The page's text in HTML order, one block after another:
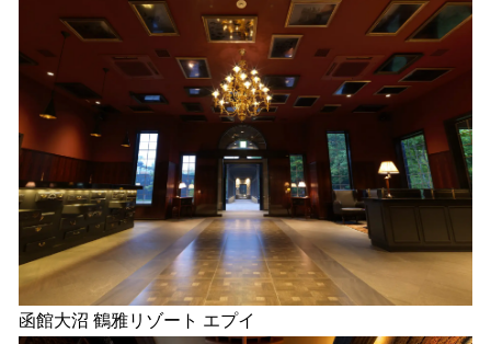
函館大沼 鶴雅リゾート エプイ